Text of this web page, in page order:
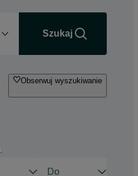
Szukaj
Obserwuj wyszukiwanie